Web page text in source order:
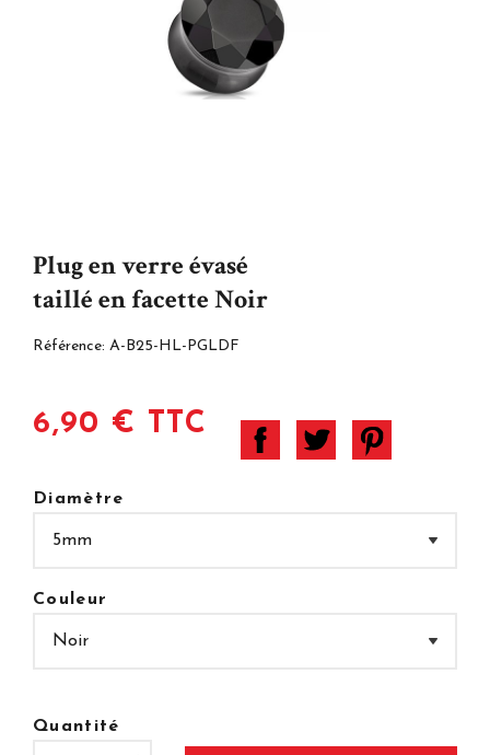
Plug en verre évasé
taillé en facette Noir
Référence: A-B25-HL-PGLDF
6,90 € TTC
Diamètre
Couleur
Quantité